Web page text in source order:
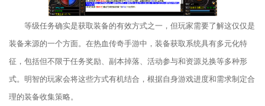
等级任务确实是获取装备的有效方式之一，但玩家需要了解这仅仅是
装备来源的一个方面。在热血传奇手游中，装备获取系统具有多元化特
征，包括但不限于任务奖励、副本掉落、活动参与和资源兑换等多种形
式。明智的玩家会将这些方式有机结合，根据自身游戏进度和需求制定合
理的装备收集策略。